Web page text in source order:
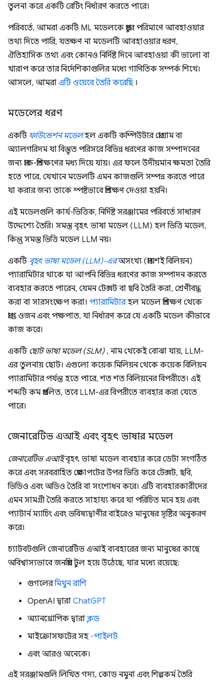
তুলনা করে একটি রেটিং নির্ধারণ করতে পারে।
পরিবর্তে, আমরা একটি ML মডেলকে প্রচুর পরিমাণে আবহাওয়ার
তথ্য দিতে পারি, যতক্ষণ না মডেলটি আবহাওয়ার ধরণ,
ঐতিহাসিক তথ্য এবং কোনও নির্দিষ্ট দিনে আবহাওয়া কী ভালো বা
খারাপ করে তার নির্দেশিকাগুলির মধ্যে গাণিতিক সম্পর্ক শিখে।
আসলে, আমরা এটি ওয়েবে তৈরি করেছি।
মডেলের ধরণ
একটি ফাউন্ডেশন মডেলহল একটি কম্পিউটার প্রোগ্রাম বা
অ্যালগরিদম যা বিস্তৃত পরিসরে বিভিন্ন ধরণের কাজ সম্পাদনের
জন্য প্রাক-প্রশিক্ষণের মধ্য দিয়ে যায়। এর ফলে উদীয়মান ক্ষমতা তৈরি
হতে পারে, যেখানে মডেলটি এমন কাজগুলি সম্পন্ন করতে পারে
যা করার জন্য তাকে স্পষ্টভাবে প্রশিক্ষণ দেওয়া হয়নি।
এই মডেলগুলি কার্য-ভিত্তিক, নির্দিষ্ট সরঞ্জামের পরিবর্তে সাধারণ
উদ্দেশ্যে তৈরি। সমস্ত বৃহৎ ভাষা মডেল (LLM) হল ভিত্তি মডেল,
কিন্তু সমস্ত ভিত্তি মডেল LLM নয়।
একটি বৃহৎ ভাষা মডেল (LLM)-এরঅসংখ্য (প্রায়শই বিলিয়ন)
প্যারামিটার থাকে যা আপনি বিভিন্ন ধরণের কাজ সম্পাদন করতে
ব্যবহার করতে পারেন, যেমন টেক্সট বা ছবি তৈরি করা, শ্রেণীবদ্ধ
করা বা সারসংক্ষেপ করা। প্যারামিটারহল মডেল প্রশিক্ষণ থেকে
প্রাপ্ত ওজন এবং পক্ষপাত, যা নির্ধারণ করে যে একটি মডেল কীভাবে
কাজ করে।
একটি ছোট ভাষা মডেল (SLM), নাম থেকেই বোঝা যায়, LLM-
এর তুলনায় ছোট। এগুলো কয়েক মিলিয়ন থেকে কয়েক বিলিয়ন
প্যারামিটার পর্যন্ত হতে পারে, শত শত বিলিয়নের বিপরীতে। এই
শব্দটি কম প্রচলিত, তবে LLM-এর বিপরীতে ব্যবহার করা যেতে
পারে।
জেনারেটিভ এআই এবং বৃহৎ ভাষার মডেল
জেনারেটিভ এআইবৃহৎ ভাষা মডেল ব্যবহার করে ডেটা সংগঠিত
করে এবং সরবরাহিত প্রেক্ষাপটের উপর ভিত্তি করে টেক্সট, ছবি,
ভিডিও এবং অডিও তৈরি বা সংশোধন করে। এটি ব্যবহারকারীদের
এমন সামগ্রী তৈরি করতে সাহায্য করে যা পরিচিত মনে হয় এবং
প্যাটার্ন ম্যাচিং এবং ভবিষ্যদ্বাণীর বাইরেও মানুষের সৃষ্টির অনুকরণ
করে।
চ্যাটবটগুলি জেনারেটিভ এআই ব্যবহারের জন্য মানুষের কাছে
অবিশ্বাস্যভাবে জনপ্রিয় টুল হয়ে উঠেছে, যার মধ্যে রয়েছে:
গুগলেরমিথুন রাশি
OpenAI দ্বারা ChatGPT
অ্যানথ্রোপিক দ্বারাক্লড
মাইক্রোসফটের সহ -পাইলট
এবং আরও অনেকে।
এই সরঞ্জামগুলি লিখিত গদ্য, কোড নমুনা এবং শিল্পকর্ম তৈরি